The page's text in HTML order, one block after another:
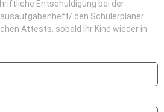
Entschuldigung bei der
den Schülerplaner
Attests, sobald Ihr Kind wieder in